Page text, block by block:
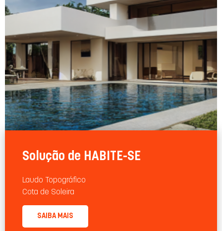
Solução de HABITE-SE
Laudo Topográﬁco
Cota de Soleira
SAIBA MAIS